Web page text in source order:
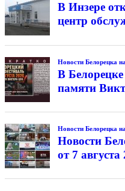
В Инзере
центр
Новости Белорецка
В
памяти
Новости Белорецка
Новости
от 7